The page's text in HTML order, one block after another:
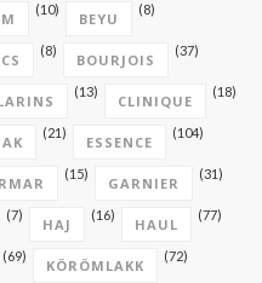
(10)
BEYU
(8)
(8)
BOURJOIS
(37)
(13)
CLINIQUE
(18)
(21)
ESSENCE
(104)
(15)
GARNIER
(31)
(7)
HAJ
(16)
HAUL
(77)
(69)
KÖRÖMLAKK
(72)